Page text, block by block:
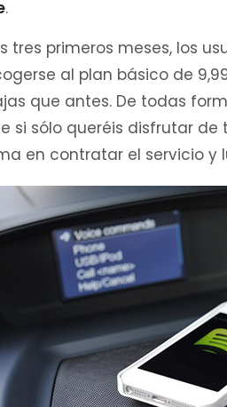
.
tres primeros meses, los
al plan básico de
que antes. De todas
si sólo queréis disfrutar
en contratar el servicio y